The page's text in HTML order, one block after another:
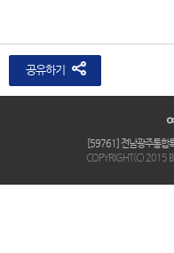
공유하기
[59761] 전남광주통합
COPYRIGHT(C) 2015